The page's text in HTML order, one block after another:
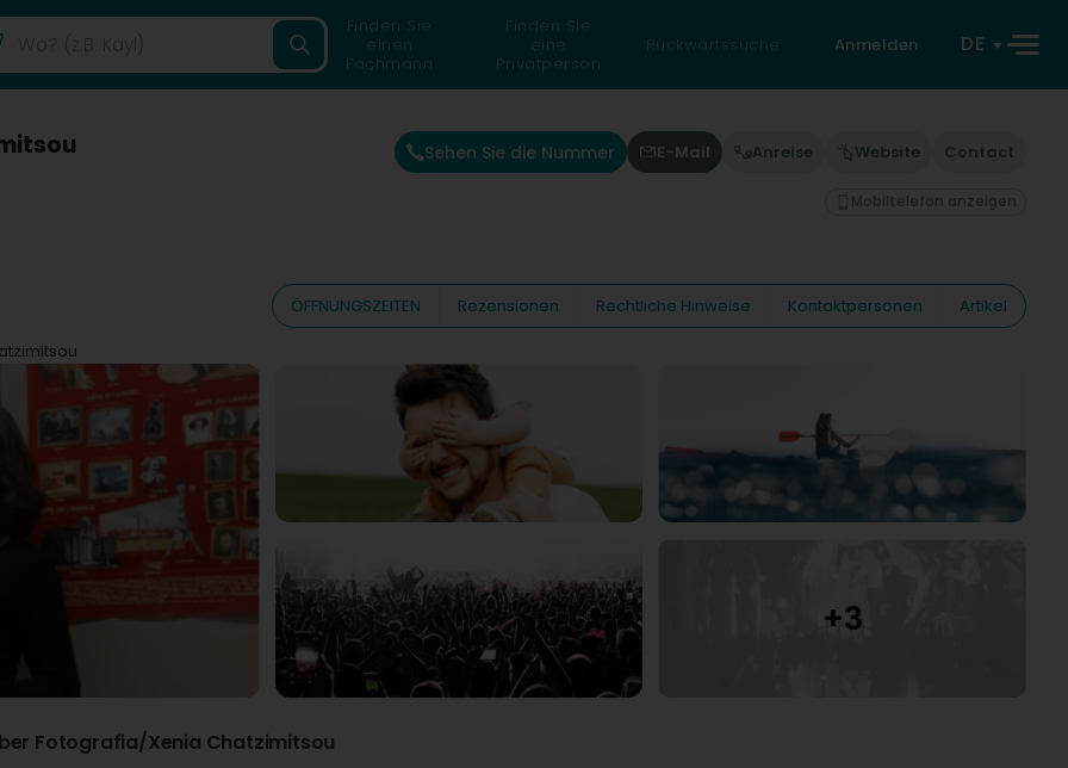
Finden Sie
einen
Fachmann
Finden Sie
eine
Privatperson
Rückwärtssuche Anmelden DE
Sehen Sie die Nummer E-Mail Anreise Website Contact
Mobiltelefon anzeigen
ÖFFNUNGSZEITEN Rezensionen Rechtliche Hinweise Kontaktpersonen
Artikel
Fotografia/Xenia Chatzimitsou